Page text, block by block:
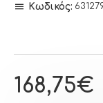
168,75€
Κωδικός: